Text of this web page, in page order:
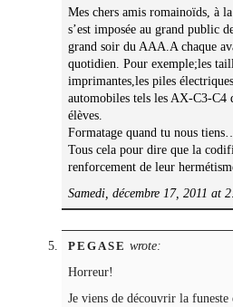
Mes chers amis romainoïds, à
s’est imposée au grand public
grand soir du AAA.A chaque
quotidien. Pour exemple;les
imprimantes,les piles
automobiles tels les AX-C3-
élèves.
Formatage quand tu nous tiens…
Tous cela pour dire que la
renforcement de leur
Samedi, décembre 17, 2011 at
PEGASE wrote:
Horreur!
Je viens de découvrir la